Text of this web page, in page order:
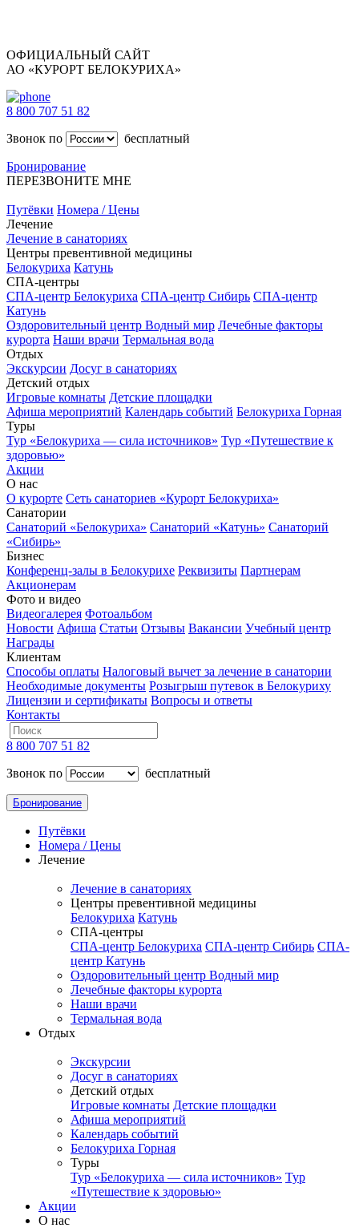
ОФИЦИАЛЬНЫЙ САЙТ
АО «КУРОРТ БЕЛОКУРИХА»
8 800 707 51 82
Звонок по
бесплатный
Бронирование
ПЕРЕЗВОНИТЕ МНЕ
Путёвки Номера / Цены
Лечение
Лечение в санаториях
Центры превентивной медицины
Белокуриха Катунь
СПА-центры
СПА-центр Белокуриха СПА-центр Сибирь СПА-центр
Катунь
Оздоровительный центр Водный мир Лечебные факторы
курорта Наши врачи Термальная вода
Отдых
Экскурсии Досуг в санаториях
Детский отдых
Игровые комнаты Детские площадки
Афиша мероприятий Календарь событий Белокуриха Горная
Туры
Тур «Белокуриха — сила источников» Тур «Путешествие к
здоровью»
Акции
О нас
О курорте Сеть санаториев «Курорт Белокуриха»
Санатории
Санаторий «Белокуриха» Санаторий «Катунь» Санаторий
«Сибирь»
Бизнес
Конференц-залы в Белокурихе Реквизиты Партнерам
Акционерам
Фото и видео
Видеогалерея Фотоальбом
Новости Афиша Статьи Отзывы Вакансии Учебный центр
Награды
Клиентам
Способы оплаты Налоговый вычет за лечение в санатории
Необходимые документы Розыгрыш путевок в Белокуриху
Лицензии и сертификаты Вопросы и ответы
Контакты
8 800 707 51 82
Звонок по
бесплатный
Бронирование
Путёвки
Номера / Цены
Лечение
Лечение в санаториях
Центры превентивной медицины
Белокуриха Катунь
СПА-центры
СПА-центр Белокуриха СПА-центр Сибирь СПА-
центр Катунь
Оздоровительный центр Водный мир
Лечебные факторы курорта
Наши врачи
Термальная вода
Отдых
Экскурсии
Досуг в санаториях
Детский отдых
Игровые комнаты Детские площадки
Афиша мероприятий
Календарь событий
Белокуриха Горная
Туры
Тур «Белокуриха — сила источников» Тур
«Путешествие к здоровью»
Акции
О нас